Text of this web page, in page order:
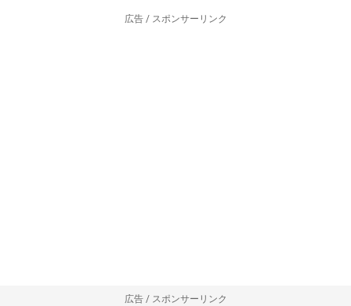
広告 / スポンサーリンク
広告 / スポンサーリンク